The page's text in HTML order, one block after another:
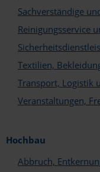
Hersteller und
Fachunternehmen
Sachverständige
Reinigungsservice
Textilien,
Transport, Logistik
Veranstaltungen,
Hochbau
Abbruch,